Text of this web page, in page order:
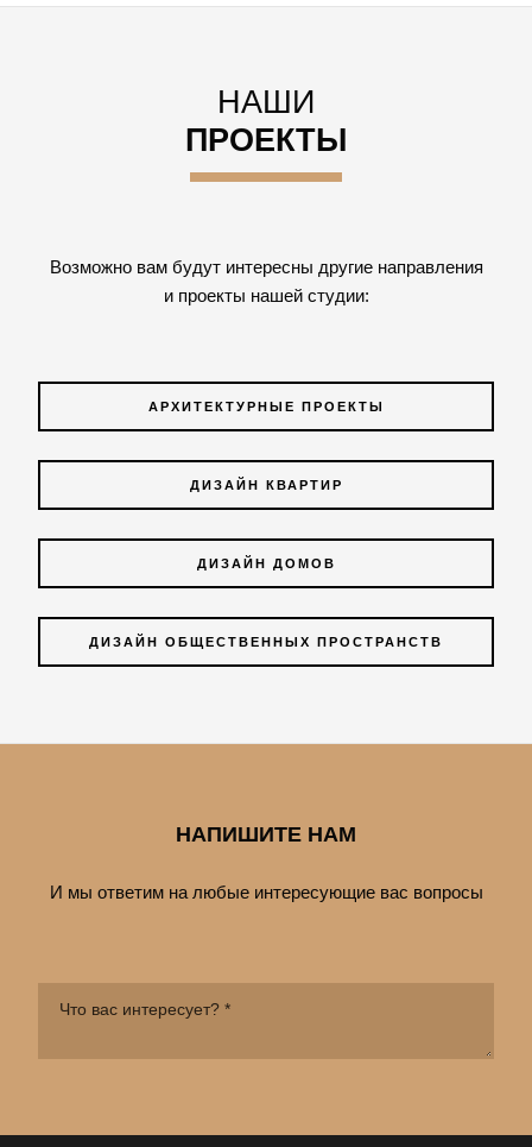
НАШИ
ПРОЕКТЫ
Возможно вам будут интересны другие направления
и проекты нашей студии:
АРХИТЕКТУРНЫЕ ПРОЕКТЫ
ДИЗАЙН КВАРТИР
ДИЗАЙН ДОМОВ
ДИЗАЙН ОБЩЕСТВЕННЫХ ПРОСТРАНСТВ
НАПИШИТЕ НАМ
И мы ответим на любые интересующие вас вопросы